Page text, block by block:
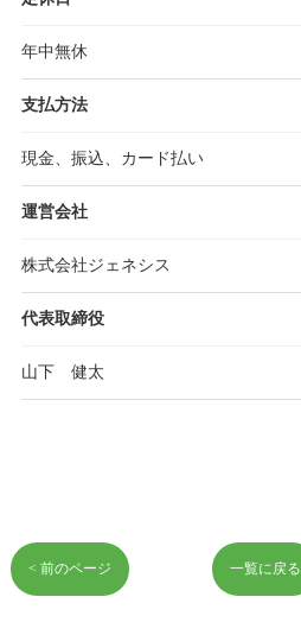
年中無休
支払方法
現金、振込、カード払い
運営会社
株式会社ジェネシス
代表取締役
山下 健太
< 前のページ 一覧に戻る